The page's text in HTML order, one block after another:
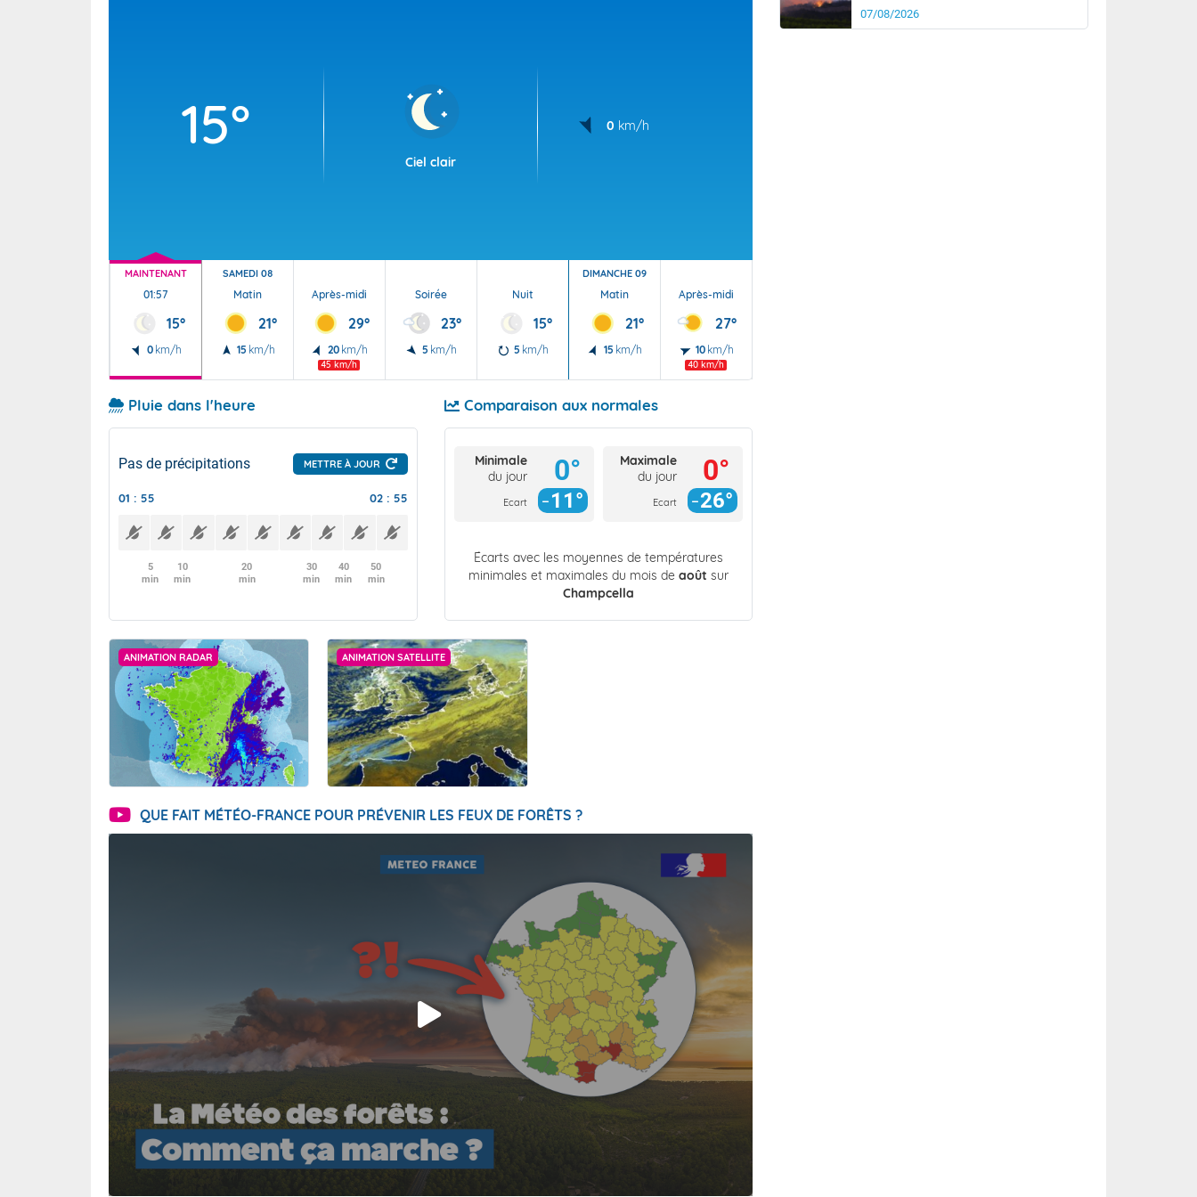
15°
Ciel clair
0 km/h
MAINTENANT
01:57
15°
0 km/h
SAMEDI 08
Matin
21°
15 km/h
Après-midi
29°
20 km/h
45 km/h
Soirée
23°
5 km/h
Nuit
15°
5 km/h
DIMANCHE 09
Matin
21°
15 km/h
Après-midi
27°
10 km/h
40 km/h
Pluie dans l'heure
Pas de précipitations METTRE À JOUR
01 : 55 02 : 55
5
min
10
min
20
min
30
min
40
min
50
min
Comparaison aux normales
Minimale
du jour
Ecart
0°
11°
Maximale
du jour
Ecart
0°
26°
Écarts avec les moyennes de températures
minimales et maximales du mois de août sur
Champcella
ANIMATION RADAR ANIMATION SATELLITE
QUE FAIT MÉTÉO-FRANCE POUR PRÉVENIR LES FEUX DE FORÊTS ?
07/08/2026